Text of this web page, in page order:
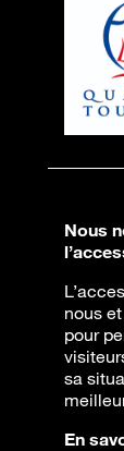
Nous
nous
pour
sa
En